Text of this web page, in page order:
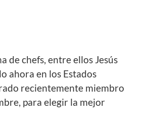
de chefs, entre ellos Jesús
ahora en los Estados
recientemente miembro
para elegir la mejor